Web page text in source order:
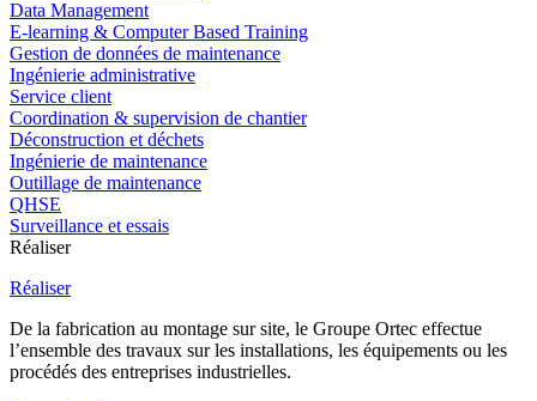
Data Management
E-learning & Computer Based Training
Gestion de données de maintenance
Ingénierie administrative
Service client
Coordination & supervision de chantier
Déconstruction et déchets
Ingénierie de maintenance
Outillage de maintenance
QHSE
Surveillance et essais
Réaliser
Réaliser
De la fabrication au montage sur site, le Groupe Ortec effectue
l’ensemble des travaux sur les installations, les équipements ou les
procédés des entreprises industrielles.